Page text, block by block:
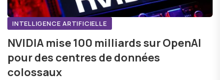
INTELLIGENCE ARTIFICIELLE
NVIDIA mise 100 milliards sur OpenAI
pour des centres de données
colossaux